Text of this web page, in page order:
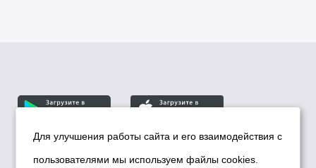
© Департамент информационной политики мэрии
Для улучшения работы сайта и его взаимодействия с
пользователями мы используем файлы cookies.